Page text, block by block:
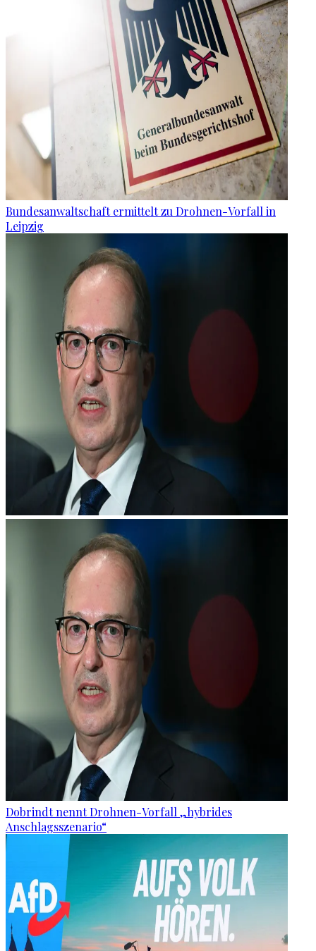
Bundesanwaltschaft ermittelt zu Drohnen-Vorfall in
Leipzig
Dobrindt nennt Drohnen-Vorfall „hybrides
Anschlagsszenario“